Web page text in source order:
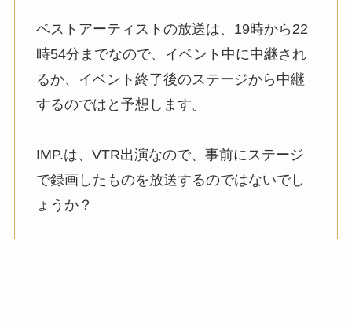
ベストアーティストの放送は、19時から22
時54分までなので、イベント中に中継され
るか、イベント終了後のステージから中継
するのではと予想します。
IMP.は、VTR出演なので、事前にステージ
で録画したものを放送するのではないでし
ょうか？